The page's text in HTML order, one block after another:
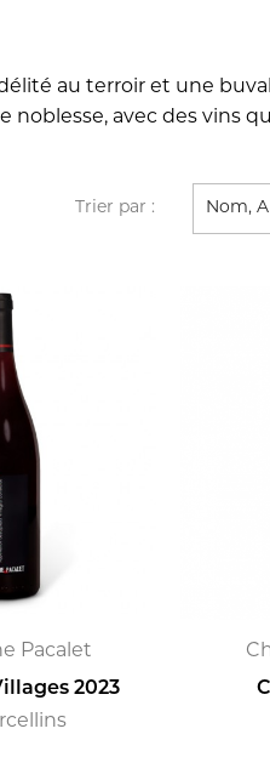
au terroir et une
noblesse, avec des vins
Trier par : Nom,
Pacalet
2023